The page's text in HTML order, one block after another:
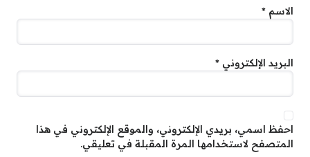
الاسم *
البريد الإلكتروني *
احفظ اسمي، بريدي الإلكتروني، والموقع الإلكتروني في هذا
المتصفح لاستخدامها المرة المقبلة في تعليقي.